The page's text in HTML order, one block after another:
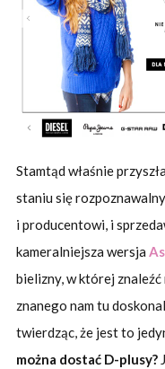
Stamtąd właśnie
staniu się
i producentowi, i
kameralniejsza wersja
bielizny, w której znaleźć
znanego nam tu
twierdząc, że jest to
można dostać D-plusy?